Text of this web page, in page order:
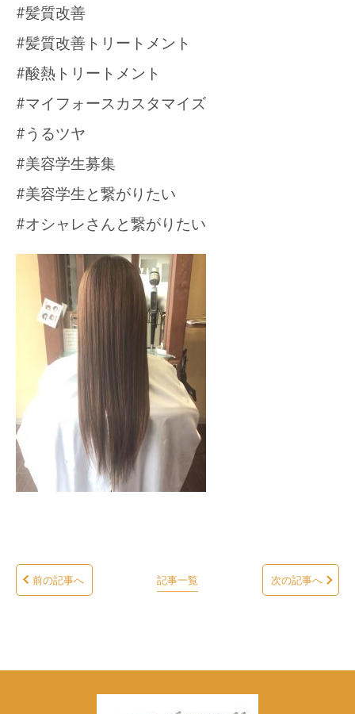
#髪質改善
#髪質改善トリートメント
#酸熱トリートメント
#マイフォースカスタマイズ
#うるツヤ
#美容学生募集
#美容学生と繋がりたい
#オシャレさんと繋がりたい
前の記事へ 記事一覧 次の記事へ